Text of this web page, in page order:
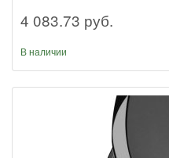
4 083.73 руб.
В наличии